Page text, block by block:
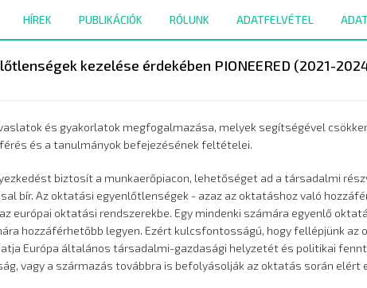
HÍREK PUBLIKÁCIÓK RÓLUNK ADATFELVÉTEL
kezelése érdekében PIONEERED (2021-
és gyakorlatok megfogalmazása, melyek segítségével
és a tanulmányok befejezésének feltételei.
biztosít a munkaerőpiacon, lehetőséget ad a társadalmi
bír. Az oktatási egyenlőtlenségek - azaz az oktatáshoz való
európai oktatási rendszerekbe. Egy mindenki számára egyenlő
hozzáférhetőbb legyen. Ezért kulcsfontosságú, hogy fellépjünk
Európa általános társadalmi-gazdasági helyzetét és politikai
vagy a származás továbbra is befolyásolják az oktatás során elért